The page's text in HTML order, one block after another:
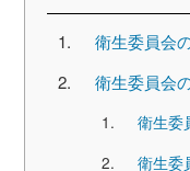
衛生委員会
衛生委員会
衛生委
衛生委